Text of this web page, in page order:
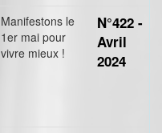
Manifestons le
1er mai pour
vivre mieux !
N°422 -
Avril
2024